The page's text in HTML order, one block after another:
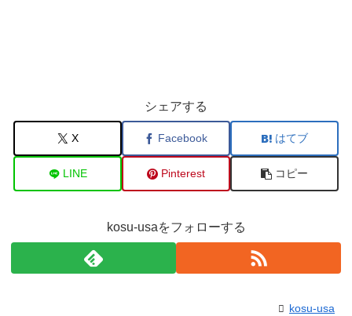
シェアする
X Facebook はてブ
LINE Pinterest コピー
kosu-usaをフォローする
kosu-usa